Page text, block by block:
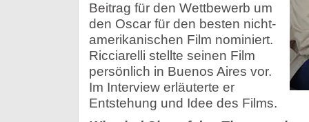
Beitrag für den Wettbewerb um
den Oscar für den besten nicht-
amerikanischen Film nominiert.
Ricciarelli stellte seinen Film
persönlich in Buenos Aires vor.
Im Interview erläuterte er
Entstehung und Idee des Films.